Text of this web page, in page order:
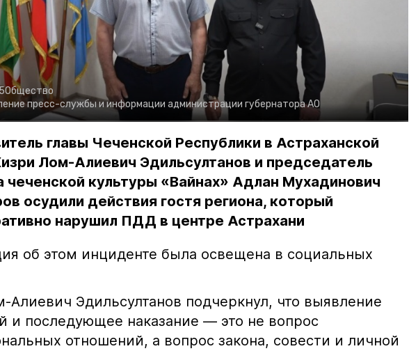
Общество
пресс-службы и информации администрации губернатора АО
главы Чеченской Республики в Астраханской
Лом-Алиевич Эдильсултанов и председатель
культуры «Вайнах» Адлан Мухадинович
осудили действия гостя региона, который
нарушил ПДД в центре Астрахани
об этом инциденте была освещена в социальных
Алиевич Эдильсултанов подчеркнул, что выявление
и последующее наказание — это не вопрос
отношений, а вопрос закона, совести и личной